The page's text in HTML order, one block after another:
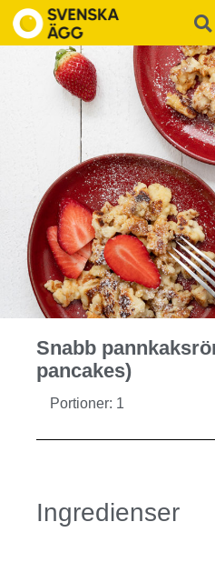
Snabb
pancakes)
Portioner: 1
Ingredienser